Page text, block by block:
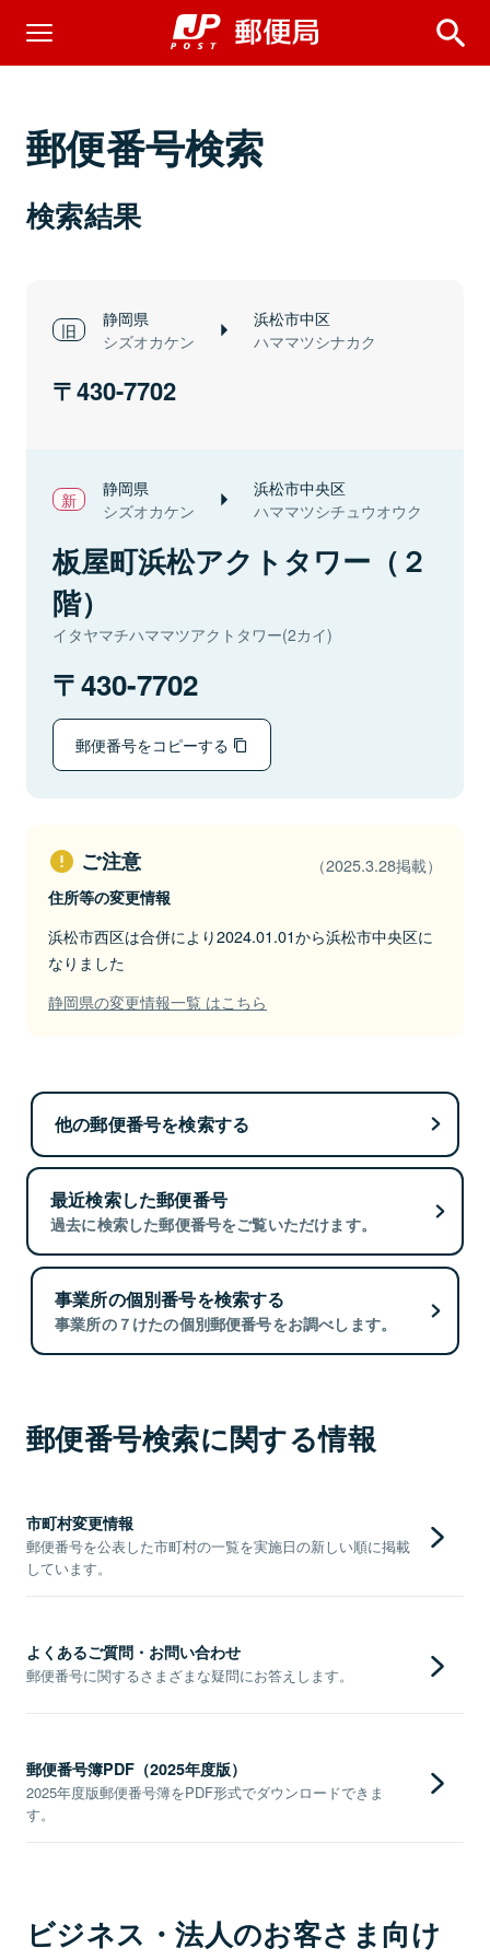
郵便番号検索
検索結果
静岡県
シズオカケン
浜松市中区
ハママツシナカク
430-7702
静岡県
シズオカケン
浜松市中央区
ハママツシチュウオウク
板屋町浜松アクトタワー（２
階）
イタヤマチハママツアクトタワー(2カイ)
430-7702
郵便番号をコピーする
ご注意 （2025.3.28掲載）
住所等の変更情報
浜松市西区は合併により2024.01.01から浜松市中央区に
なりました
静岡県の変更情報一覧 はこちら
他の郵便番号を検索する
最近検索した郵便番号
過去に検索した郵便番号をご覧いただけます。
事業所の個別番号を検索する
事業所の７けたの個別郵便番号をお調べします。
郵便番号検索に関する情報
市町村変更情報
郵便番号を公表した市町村の一覧を実施日の新しい順に掲載
しています。
よくあるご質問・お問い合わせ
郵便番号に関するさまざまな疑問にお答えします。
郵便番号簿PDF（2025年度版）
2025年度版郵便番号簿をPDF形式でダウンロードできま
す。
ビジネス・法人のお客さま向け